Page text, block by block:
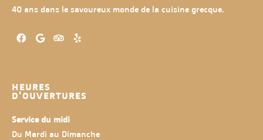
40 ans dans le savoureux monde de la cuisine grecque.
HEURES
D'OUVERTURES
Service du midi
Du Mardi au Dimanche